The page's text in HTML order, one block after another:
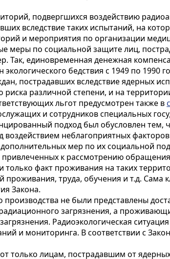
подвергшихся воздействию
вследствие таких испытаний, на
и мероприятия по организации
меры по социальной защите лиц,
Так, единовременная денежная
бедствия с 1949 по
пострадавших вследствие ядерных
различной степени, и на
льгот предусмотрен также в
и сотрудников специальных
подход был обусловлен тем,
воздействием неблагоприятных
мер по их социальной
к рассмотрению
только факт проживания на таких
проживания, труда, обучения и т.д.
Закона.
производства не были представлены
загрязнения, а
Радиоэкологическая
и мониторинга. В соответствии с
только лицам, пострадавшим от